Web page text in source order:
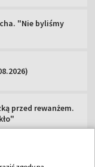
"Nie byliśmy
przed rewanżem.